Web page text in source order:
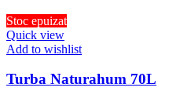
Stoc epuizat
Quick view
Add to wishlist
Turba Naturahum 70L